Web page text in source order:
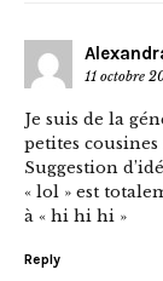
11 octobre
Je suis de la
petites
Suggestion
« lol » est
à « hi hi hi »
Reply